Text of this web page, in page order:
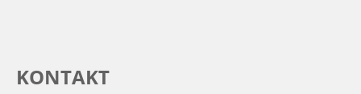
KONTAKT